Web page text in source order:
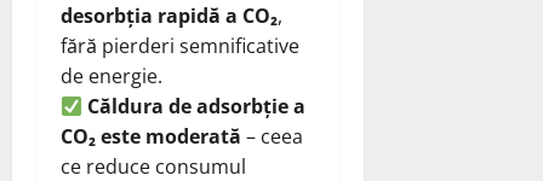
desorbția rapidă a CO₂,
fără pierderi semnificative
de energie.
Căldura de adsorbție a
CO₂ este moderată – ceea
ce reduce consumul